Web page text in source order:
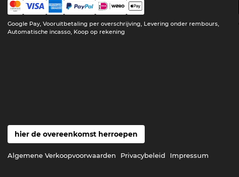
Google Pay, Vooruitbetaling per overschrijving, Levering onder rembours,
Automatische incasso, Koop op rekening
hier de overeenkomst herroepen
Algemene Verkoopvoorwaarden Privacybeleid Impressum